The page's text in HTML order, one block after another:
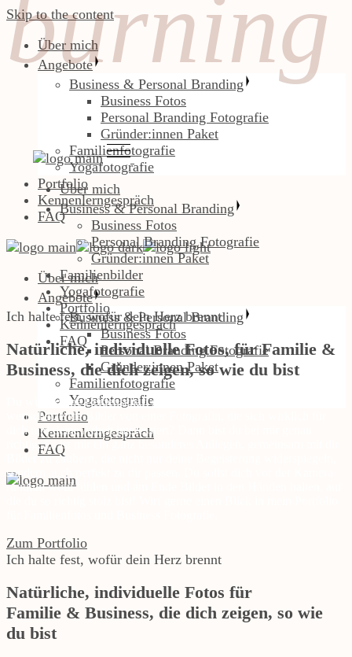
Skip to the content
Über mich
Angebote
Business & Personal Branding
Business Fotos
Personal Branding Fotografie
Gründer:innen Paket
Familienfotografie
Yogafotografie
Portfolio
Kennenlerngespräch
FAQ
Über mich
Angebote
Business & Personal Branding
Business Fotos
Personal Branding Fotografie
Gründer:innen Paket
Familienfotografie
Yogafotografie
Portfolio
Kennenlerngespräch
FAQ
Über mich
Business & Personal Branding
Business Fotos
Personal Branding Fotografie
Gründer:innen Paket
Familienbilder
Yogafotografie
Portfolio
Kennenlerngespräch
FAQ
burning
Ich halte fest, wofür dein Herz brennt
Natürliche, individuelle Fotos, für Familie &
Business, die dich zeigen, so wie du bist
Du willst deine Leidenschaft sichtbar machen und wünscht dir
wertschätzende Bilder von einer Fotografin, die sich wirklich für
dich und deine Arbeit interessiert? Dann bist du bei mir genau
richtig: Es ist mir ein ganz besonderes Anliegen, gemeinsam mit dir
Bilder zu zaubern, die nicht nur deine Begeisterung widerspiegeln,
sondern auch perfekt zu dir passen. Du sollst dich vor der Kamera
rundum wohl fühlen und am Ende Bilder in den Händen halten, auf
Zum Portfolio
burning
Ich halte fest, wofür dein Herz brennt
Natürliche, individuelle Fotos für
Familie & Business, die dich zeigen, so wie
du bist